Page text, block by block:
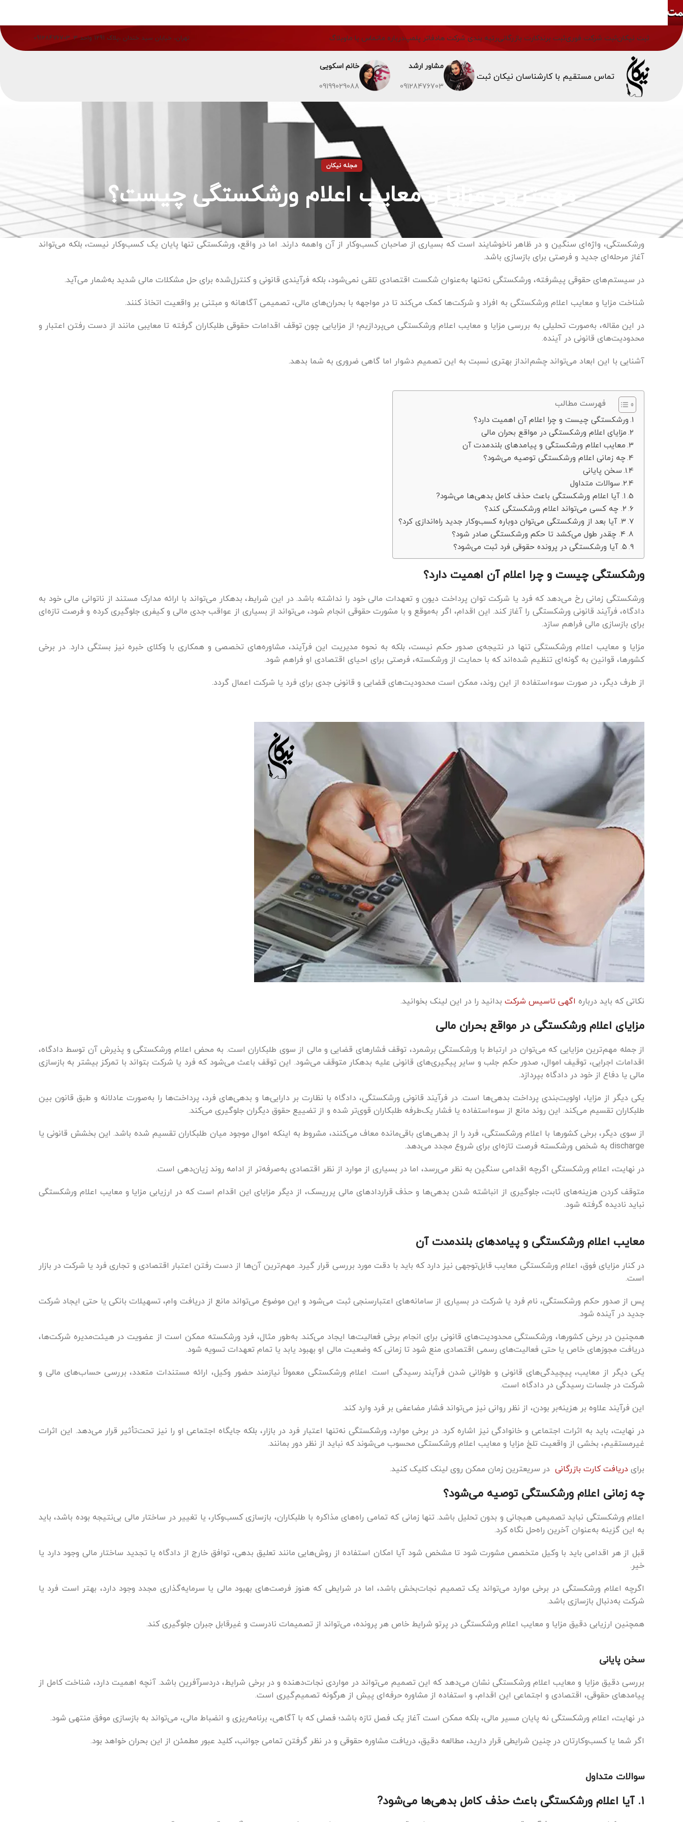
ثبت نیکانثبت شرکت فوریثبت برندکارت بازرگانیرتبه بندی شرکت هادفاتر پلمپدرباره ماتماس با ماوبلاگ تهران، خیابان سید خندان ،پلاک 1291 واحد 3 09128476703
تماس مستقیم با کارشناسان نیکان ثبت
مشاور ارشد
09128476703
خانم اسکویی
09199029088
مجله نیکان
مهمترین مزایا و معایب اعلام ورشکستگی چیست؟
ورشکستگی، واژه‌ای سنگین و در ظاهر ناخوشایند است که بسیاری از صاحبان کسب‌وکار از آن واهمه دارند. اما در واقع، ورشکستگی تنها پایان یک کسب‌وکار نیست، بلکه می‌تواند
آغاز مرحله‌ای جدید و فرصتی برای بازسازی باشد.
در سیستم‌های حقوقی پیشرفته، ورشکستگی نه‌تنها به‌عنوان شکست اقتصادی تلقی نمی‌شود، بلکه فرآیندی قانونی و کنترل‌شده برای حل مشکلات مالی شدید به‌شمار می‌آید.
شناخت مزایا و معایب اعلام ورشکستگی به افراد و شرکت‌ها کمک می‌کند تا در مواجهه با بحران‌های مالی، تصمیمی آگاهانه و مبتنی بر واقعیت اتخاذ کنند.
در این مقاله، به‌صورت تحلیلی به بررسی مزایا و معایب اعلام ورشکستگی می‌پردازیم؛ از مزایایی چون توقف اقدامات حقوقی طلبکاران گرفته تا معایبی مانند از دست رفتن اعتبار و
محدودیت‌های قانونی در آینده.
آشنایی با این ابعاد می‌تواند چشم‌انداز بهتری نسبت به این تصمیم دشوار اما گاهی ضروری به شما بدهد.
فهرست مطالب
ورشکستگی چیست و چرا اعلام آن اهمیت دارد؟
مزایای اعلام ورشکستگی در مواقع بحران مالی
معایب اعلام ورشکستگی و پیامدهای بلندمدت آن
چه زمانی اعلام ورشکستگی توصیه می‌شود؟
سخن پایانی
سوالات متداول
۱. آیا اعلام ورشکستگی باعث حذف کامل بدهی‌ها می‌شود?
۲. چه کسی می‌تواند اعلام ورشکستگی کند؟
۳. آیا بعد از ورشکستگی می‌توان دوباره کسب‌وکار جدید راه‌اندازی کرد؟
۴. چقدر طول می‌کشد تا حکم ورشکستگی صادر شود؟
۵. آیا ورشکستگی در پرونده حقوقی فرد ثبت می‌شود؟
ورشکستگی چیست و چرا اعلام آن اهمیت دارد؟
ورشکستگی زمانی رخ می‌دهد که فرد یا شرکت توان پرداخت دیون و تعهدات مالی خود را نداشته باشد. در این شرایط، بدهکار می‌تواند با ارائه مدارک مستند از ناتوانی مالی خود به
دادگاه، فرآیند قانونی ورشکستگی را آغاز کند. این اقدام، اگر به‌موقع و با مشورت حقوقی انجام شود، می‌تواند از بسیاری از عواقب جدی مالی و کیفری جلوگیری کرده و فرصت تازه‌ای
برای بازسازی مالی فراهم سازد.
مزایا و معایب اعلام ورشکستگی تنها در نتیجه‌ی صدور حکم نیست، بلکه به نحوه مدیریت این فرآیند، مشاوره‌های تخصصی و همکاری با وکلای خبره نیز بستگی دارد. در برخی
کشورها، قوانین به گونه‌ای تنظیم شده‌اند که با حمایت از ورشکسته، فرصتی برای احیای اقتصادی او فراهم شود.
از طرف دیگر، در صورت سوءاستفاده از این روند، ممکن است محدودیت‌های قضایی و قانونی جدی برای فرد یا شرکت اعمال گردد.
نکاتی که باید درباره اگهی تاسیس شرکت بدانید را در این لینک بخوانید.
مزایای اعلام ورشکستگی در مواقع بحران مالی
از جمله مهم‌ترین مزایایی که می‌توان در ارتباط با ورشکستگی برشمرد، توقف فشارهای قضایی و مالی از سوی طلبکاران است. به محض اعلام ورشکستگی و پذیرش آن توسط دادگاه،
اقدامات اجرایی، توقیف اموال، صدور حکم جلب و سایر پیگیری‌های قانونی علیه بدهکار متوقف می‌شود. این توقف باعث می‌شود که فرد یا شرکت بتواند با تمرکز بیشتر به بازسازی
مالی یا دفاع از خود در دادگاه بپردازد.
یکی دیگر از مزایا، اولویت‌بندی پرداخت بدهی‌ها است. در فرآیند قانونی ورشکستگی، دادگاه با نظارت بر دارایی‌ها و بدهی‌های فرد، پرداخت‌ها را به‌صورت عادلانه و طبق قانون بین
طلبکاران تقسیم می‌کند. این روند مانع از سوءاستفاده یا فشار یک‌طرفه طلبکاران قوی‌تر شده و از تضییع حقوق دیگران جلوگیری می‌کند.
از سوی دیگر، برخی کشورها با اعلام ورشکستگی، فرد را از بدهی‌های باقی‌مانده معاف می‌کنند، مشروط به اینکه اموال موجود میان طلبکاران تقسیم شده باشد. این بخشش قانونی یا
discharge به شخص ورشکسته فرصت تازه‌ای برای شروع مجدد می‌دهد.
در نهایت، اعلام ورشکستگی اگرچه اقدامی سنگین به نظر می‌رسد، اما در بسیاری از موارد از نظر اقتصادی به‌صرفه‌تر از ادامه روند زیان‌دهی است.
متوقف کردن هزینه‌های ثابت، جلوگیری از انباشته شدن بدهی‌ها و حذف قراردادهای مالی پرریسک، از دیگر مزایای این اقدام است که در ارزیابی مزایا و معایب اعلام ورشکستگی
نباید نادیده گرفته شود.
معایب اعلام ورشکستگی و پیامدهای بلندمدت آن
در کنار مزایای فوق، اعلام ورشکستگی معایب قابل‌توجهی نیز دارد که باید با دقت مورد بررسی قرار گیرد. مهم‌ترین آن‌ها از دست رفتن اعتبار اقتصادی و تجاری فرد یا شرکت در بازار
است.
پس از صدور حکم ورشکستگی، نام فرد یا شرکت در بسیاری از سامانه‌های اعتبارسنجی ثبت می‌شود و این موضوع می‌تواند مانع از دریافت وام، تسهیلات بانکی یا حتی ایجاد شرکت
جدید در آینده شود.
همچنین در برخی کشورها، ورشکستگی محدودیت‌های قانونی برای انجام برخی فعالیت‌ها ایجاد می‌کند. به‌طور مثال، فرد ورشکسته ممکن است از عضویت در هیئت‌مدیره شرکت‌ها،
دریافت مجوزهای خاص یا حتی فعالیت‌های رسمی اقتصادی منع شود تا زمانی که وضعیت مالی او بهبود یابد یا تمام تعهدات تسویه شود.
یکی دیگر از معایب، پیچیدگی‌های قانونی و طولانی شدن فرآیند رسیدگی است. اعلام ورشکستگی معمولاً نیازمند حضور وکیل، ارائه مستندات متعدد، بررسی حساب‌های مالی و
شرکت در جلسات رسیدگی در دادگاه است.
این فرآیند علاوه بر هزینه‌بر بودن، از نظر روانی نیز می‌تواند فشار مضاعفی بر فرد وارد کند.
در نهایت، باید به اثرات اجتماعی و خانوادگی نیز اشاره کرد. در برخی موارد، ورشکستگی نه‌تنها اعتبار فرد در بازار، بلکه جایگاه اجتماعی او را نیز تحت‌تأثیر قرار می‌دهد. این اثرات
غیرمستقیم، بخشی از واقعیت تلخ مزایا و معایب اعلام ورشکستگی محسوب می‌شوند که نباید از نظر دور بمانند.
برایدریافت کارت بازرگانی در سریعترین زمان ممکن روی لینک کلیک کنید.
چه زمانی اعلام ورشکستگی توصیه می‌شود؟
اعلام ورشکستگی نباید تصمیمی هیجانی و بدون تحلیل باشد. تنها زمانی که تمامی راه‌های مذاکره با طلبکاران، بازسازی کسب‌وکار، یا تغییر در ساختار مالی بی‌نتیجه بوده باشد، باید
به این گزینه به‌عنوان آخرین راه‌حل نگاه کرد.
قبل از هر اقدامی باید با وکیل متخصص مشورت شود تا مشخص شود آیا امکان استفاده از روش‌هایی مانند تعلیق بدهی، توافق خارج از دادگاه یا تجدید ساختار مالی وجود دارد یا
خیر.
اگرچه اعلام ورشکستگی در برخی موارد می‌تواند یک تصمیم نجات‌بخش باشد، اما در شرایطی که هنوز فرصت‌های بهبود مالی یا سرمایه‌گذاری مجدد وجود دارد، بهتر است فرد یا
شرکت به‌دنبال بازسازی باشد.
همچنین ارزیابی دقیق مزایا و معایب اعلام ورشکستگی در پرتو شرایط خاص هر پرونده، می‌تواند از تصمیمات نادرست و غیرقابل جبران جلوگیری کند.
سخن پایانی
بررسی دقیق مزایا و معایب اعلام ورشکستگی نشان می‌دهد که این تصمیم می‌تواند در مواردی نجات‌دهنده و در برخی شرایط، دردسرآفرین باشد. آنچه اهمیت دارد، شناخت کامل از
پیامدهای حقوقی، اقتصادی و اجتماعی این اقدام، و استفاده از مشاوره حرفه‌ای پیش از هرگونه تصمیم‌گیری است.
در نهایت، اعلام ورشکستگی نه پایان مسیر مالی، بلکه ممکن است آغاز یک فصل تازه باشد؛ فصلی که با آگاهی، برنامه‌ریزی و انضباط مالی، می‌تواند به بازسازی موفق منتهی شود.
اگر شما یا کسب‌وکارتان در چنین شرایطی قرار دارید، مطالعه دقیق، دریافت مشاوره حقوقی و در نظر گرفتن تمامی جوانب، کلید عبور مطمئن از این بحران خواهد بود.
سوالات متداول
۱. آیا اعلام ورشکستگی باعث حذف کامل بدهی‌ها می‌شود?